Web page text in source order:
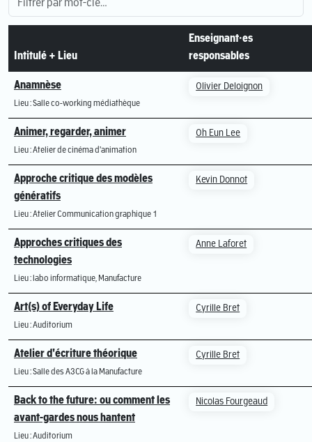
Intitulé + Lieu
Enseignant·es
responsables
Anamnèse
Lieu : Salle co-working médiathèque
Olivier Deloignon
Animer, regarder, animer
Lieu : Atelier de cinéma d'animation
Oh Eun Lee
Approche critique des modèles
génératifs
Lieu : Atelier Communication graphique 1
Kevin Donnot
Approches critiques des
technologies
Lieu : labo informatique, Manufacture
Anne Laforet
Art(s) of Everyday Life
Lieu : Auditorium
Cyrille Bret
Atelier d'écriture théorique
Lieu : Salle des A3CG à la Manufacture
Cyrille Bret
Back to the future: ou comment les
avant-gardes nous hantent
Lieu : Auditorium
Nicolas Fourgeaud